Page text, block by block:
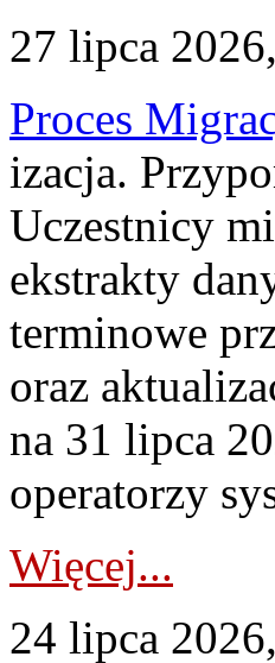
27 lipca
Proces
izacja.
Uczestnicy
ekstrakty
terminowe
oraz
na 31 lipca
operatorzy
Więcej...
24 lipca